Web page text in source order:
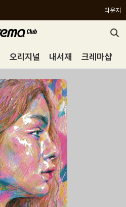
라운지
오리지널 내서재 크레마샵